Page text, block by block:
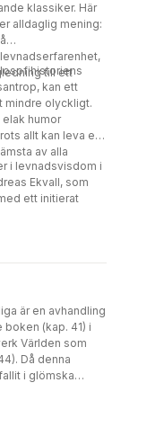
klassiker. Här
alldaglig mening:
till ett
kan ett
mindre olyckligt.
humor
allt kan leva ett
av alla
i levnadsvisdom i
Ekvall, som
ett initierat
är en avhandling
(kap. 41) i
Världen som
Då denna
i glömska